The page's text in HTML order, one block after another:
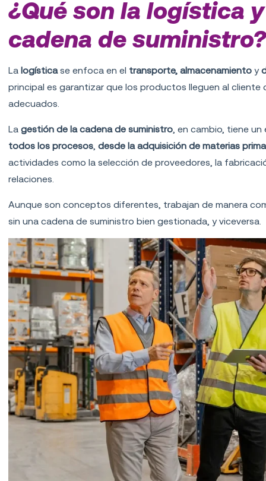
¿Qué son la logística
cadena de suministro?
Lalogísticase enfoca en el transporte, almacenamiento y
principal es garantizar que los productos lleguen al cliente
adecuados.
Lagestión de la cadena de suministro , en cambio, tiene
todos los procesos ,desde la adquisición de materias
actividades como laselección de proveedores, la
relaciones.
Aunque son conceptos diferentes, trabajan de manera
sin una cadena de suministro bien gestionada, y viceversa.